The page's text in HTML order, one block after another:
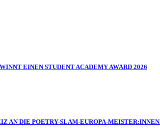
EINEN STUDENT ACADEMY AWARD 2026
AN DIE POETRY-SLAM-EUROPA-